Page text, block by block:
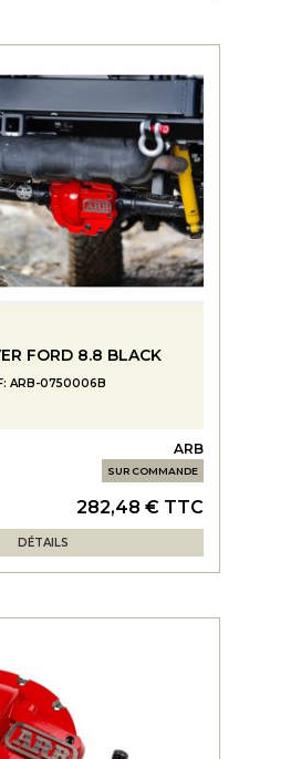
FORD 8.8 BLACK
ARB-0750006B
ARB
SUR COMMANDE
282,48 € TTC
DÉTAILS